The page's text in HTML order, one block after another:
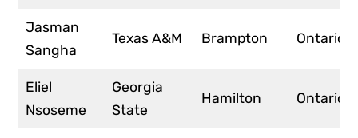
Jasman
Sangha
Texas A&M Brampton Ontario
Eliel
Nsoseme
Georgia
State
Hamilton Ontario